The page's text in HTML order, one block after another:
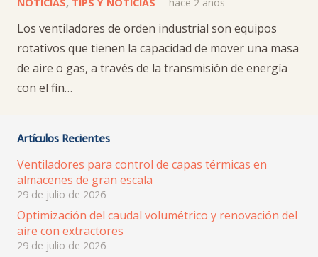
Los ventiladores de orden industrial son equipos
rotativos que tienen la capacidad de mover una masa
de aire o gas, a través de la transmisión de energía
con el fin…
Artículos Recientes
Ventiladores para control de capas térmicas en
almacenes de gran escala
29 de julio de 2026
Optimización del caudal volumétrico y renovación del
aire con extractores
29 de julio de 2026